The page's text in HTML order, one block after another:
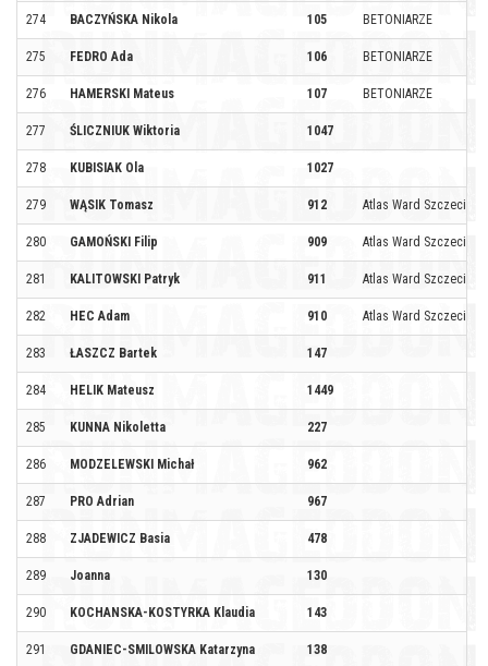
274 BACZYŃSKA Nikola 105 BETONIARZE
275 FEDRO Ada 106 BETONIARZE
276 HAMERSKI Mateus 107 BETONIARZE
277 ŚLICZNIUK Wiktoria 1047
278 KUBISIAK Ola 1027
279 WĄSIK Tomasz 912 Atlas Ward Szczecin
280 GAMOŃSKI Filip 909 Atlas Ward Szczecin
281 KALITOWSKI Patryk 911 Atlas Ward Szczecin
282 HEC Adam 910 Atlas Ward Szczecin
283 ŁASZCZ Bartek 147
284 HELIK Mateusz 1449
285 KUNNA Nikoletta 227
286 MODZELEWSKI Michał 962
287 PRO Adrian 967
288 ZJADEWICZ Basia 478
289 Joanna 130
290 KOCHANSKA-KOSTYRKA Klaudia 143
291 GDANIEC-SMILOWSKA Katarzyna 138